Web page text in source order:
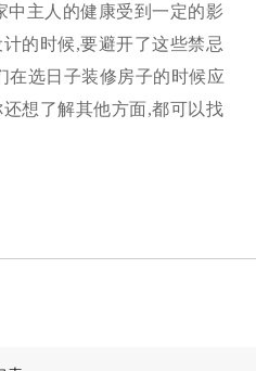
中主人的健康受到一定的影
的时候,要避开了这些禁忌
在选日子装修房子的时候应
想了解其他方面,都可以找